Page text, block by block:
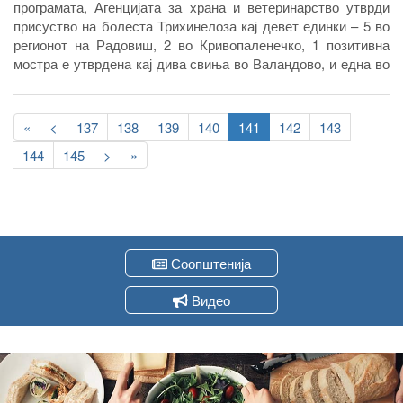
програмата, Агенцијата за храна и ветеринарство утврди
присуство на болеста Трихинелоза кај девет единки – 5 во
регионот на Радовиш, 2 во Кривопаленечко, 1 позитивна
мостра е утврдена кај дива свиња во Валандово, и една во
Pagination
First
page
«
Previous
page
< Page
137 Page
138 Page
139 Page
140
Current
page
141 Page
142 Page
143
Page
144 Page
145
Следна
страна
>
Last
page
»
Соопштенија
Видео